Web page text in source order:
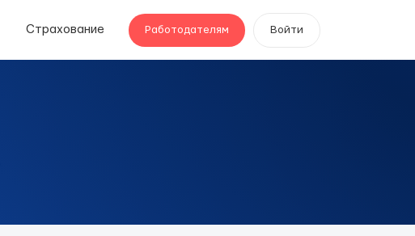
Страхование Работодателям Войти